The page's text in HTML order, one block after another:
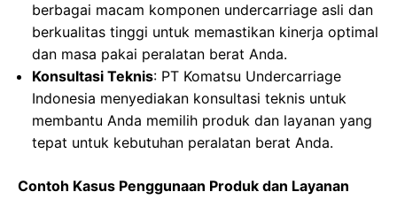
berbagai macam komponen undercarriage asli dan
berkualitas tinggi untuk memastikan kinerja optimal
dan masa pakai peralatan berat Anda.
Konsultasi Teknis: PT Komatsu Undercarriage
Indonesia menyediakan konsultasi teknis untuk
membantu Anda memilih produk dan layanan yang
tepat untuk kebutuhan peralatan berat Anda.
Contoh Kasus Penggunaan Produk dan Layanan